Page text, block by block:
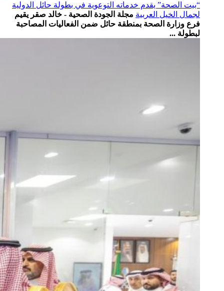
“بيت الصحة” يقدم خدماته التوعوية في بطولة حائل الدولية
لجمال الخيل العربية مجلة الجودة الصحية - خالد صقر يقيم
فرع وزارة الصحة بمنطقة ⁧‫حائل‬⁩ ضمن الفعاليات المصاحبة
لبطولة ...